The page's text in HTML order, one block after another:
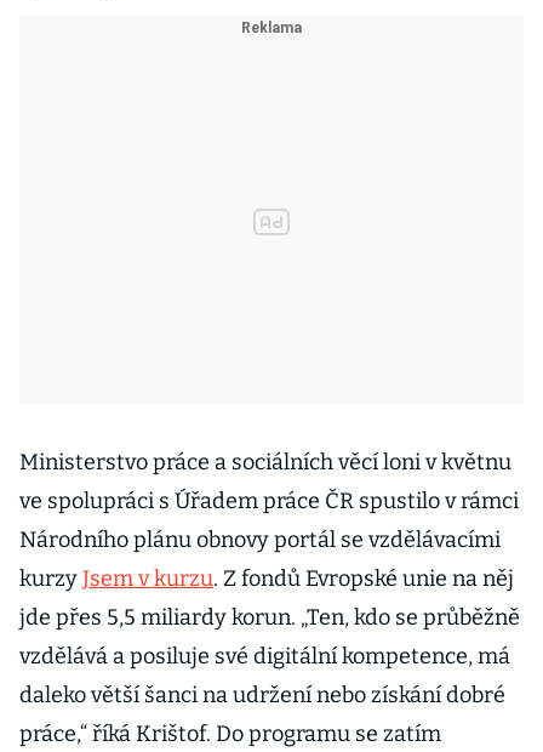
Ministerstvo práce a sociálních věcí loni v květnu
ve spolupráci s Úřadem práce ČR spustilo v rámci
Národního plánu obnovy portál se vzdělávacími
kurzyJsem v kurzu. Z fondů Evropské unie na něj
jde přes 5,5 miliardy korun. „Ten, kdo se průběžně
vzdělává a posiluje své digitální kompetence, má
daleko větší šanci na udržení nebo získání dobré
práce,“ říká Krištof. Do programu se zatím